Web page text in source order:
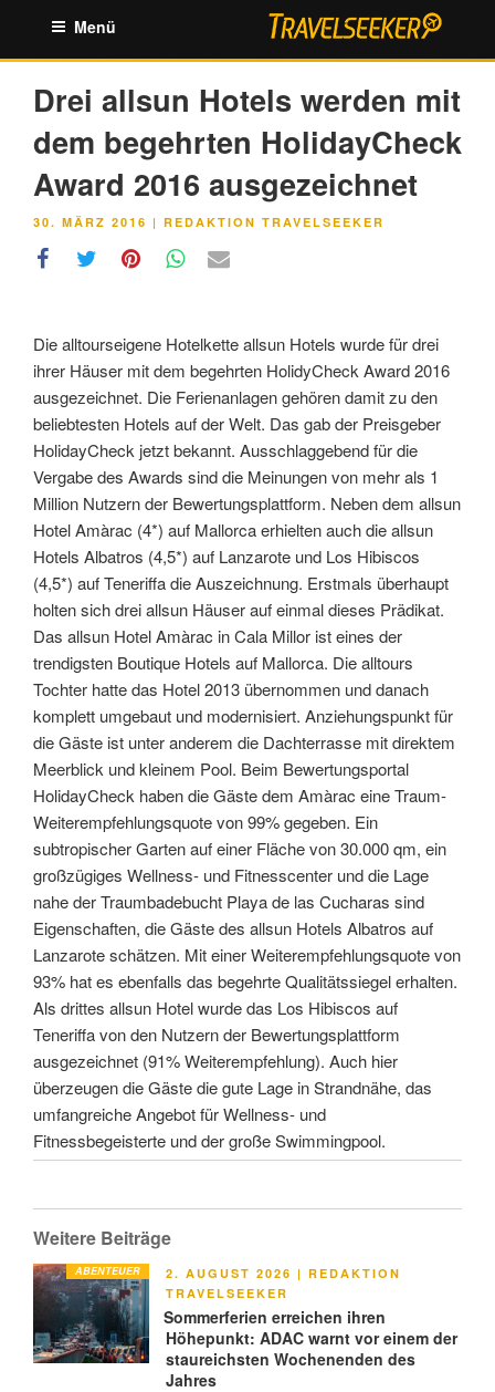
springen
Menü
Drei allsun Hotels werden mit
dem begehrten HolidayCheck
Award 2016 ausgezeichnet
VERÖFFENTLICHT
30. MÄRZ 2016 | REDAKTION TRAVELSEEKER
Die alltourseigene Hotelkette allsun Hotels wurde für drei
ihrer Häuser mit dem begehrten HolidyCheck Award 2016
ausgezeichnet. Die Ferienanlagen gehören damit zu den
beliebtesten Hotels auf der Welt. Das gab der Preisgeber
HolidayCheck jetzt bekannt. Ausschlaggebend für die
Vergabe des Awards sind die Meinungen von mehr als 1
Million Nutzern der Bewertungsplattform. Neben dem allsun
Hotel Amàrac (4*) auf Mallorca erhielten auch die allsun
Hotels Albatros (4,5*) auf Lanzarote und Los Hibiscos
(4,5*) auf Teneriffa die Auszeichnung. Erstmals überhaupt
holten sich drei allsun Häuser auf einmal dieses Prädikat.
Das allsun Hotel Amàrac in Cala Millor ist eines der
trendigsten Boutique Hotels auf Mallorca. Die alltours
Tochter hatte das Hotel 2013 übernommen und danach
komplett umgebaut und modernisiert. Anziehungspunkt für
die Gäste ist unter anderem die Dachterrasse mit direktem
Meerblick und kleinem Pool. Beim Bewertungsportal
HolidayCheck haben die Gäste dem Amàrac eine Traum-
Weiterempfehlungsquote von 99% gegeben. Ein
subtropischer Garten auf einer Fläche von 30.000 qm, ein
großzügiges Wellness- und Fitnesscenter und die Lage
nahe der Traumbadebucht Playa de las Cucharas sind
Eigenschaften, die Gäste des allsun Hotels Albatros auf
Lanzarote schätzen. Mit einer Weiterempfehlungsquote von
93% hat es ebenfalls das begehrte Qualitätssiegel erhalten.
Als drittes allsun Hotel wurde das Los Hibiscos auf
Teneriffa von den Nutzern der Bewertungsplattform
ausgezeichnet (91% Weiterempfehlung). Auch hier
überzeugen die Gäste die gute Lage in Strandnähe, das
umfangreiche Angebot für Wellness- und
Fitnessbegeisterte und der große Swimmingpool.
Weitere Beiträge
ABENTEUER
VERÖFFENTLICHT
AM
2. AUGUST 2026 | REDAKTION
TRAVELSEEKER
Sommerferien erreichen ihren
Höhepunkt: ADAC warnt vor einem der
staureichsten Wochenenden des
Jahres